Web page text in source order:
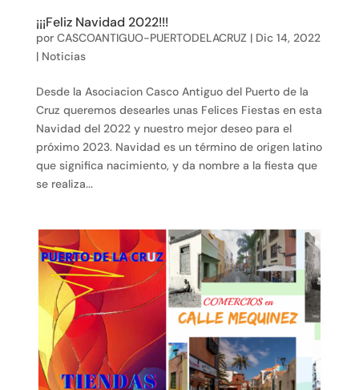
¡¡¡Feliz Navidad 2022!!!
por CASCOANTIGUO-PUERTODELACRUZ | Dic 14, 2022
| Noticias
Desde la Asociacion Casco Antiguo del Puerto de la
Cruz queremos desearles unas Felices Fiestas en esta
Navidad del 2022 y nuestro mejor deseo para el
próximo 2023. Navidad es un término de origen latino
que significa nacimiento, y da nombre a la fiesta que
se realiza...